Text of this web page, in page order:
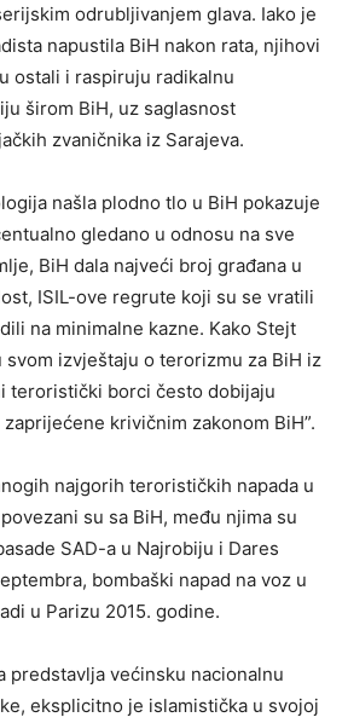
odrubljivanjem glava. Iako je
napustila BiH nakon rata, njihovi
ostali i raspiruju radikalnu
širom BiH, uz saglasnost
zvaničnika iz Sarajeva.
našla plodno tlo u BiH pokazuje
gledano u odnosu na sve
BiH dala najveći broj građana u
ISIL-ove regrute koji su se vratili
na minimalne kazne. Kako Stejt
izvještaju o terorizmu za BiH iz
teroristički borci često dobijaju
krivičnim zakonom BiH”.
najgorih terorističkih napada u
su sa BiH, među njima su
SAD-a u Najrobiju i Dares
bombaški napad na voz u
u Parizu 2015. godine.
predstavlja većinsku nacionalnu
eksplicitno je islamistička u svojoj